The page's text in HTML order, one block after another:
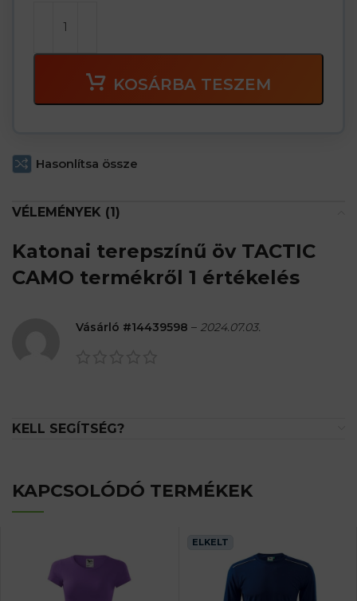
KOSÁRBA TESZEM
Hasonlítsa össze
VÉLEMÉNYEK (1)
Katonai terepszínű öv TACTIC
CAMO termékről 1 értékelés
Vásárló #14439598 – 2024.07.03.
KELL SEGÍTSÉG?
KAPCSOLÓDÓ TERMÉKEK
ELKELT